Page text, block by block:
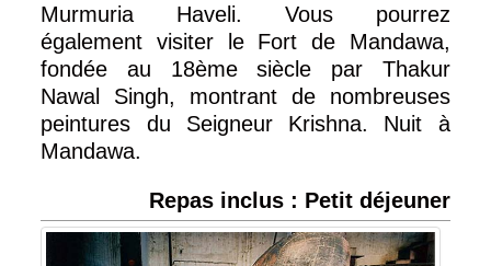
Murmuria Haveli. Vous pourrez
également visiter le Fort de Mandawa,
fondée au 18ème siècle par Thakur
Nawal Singh, montrant de nombreuses
peintures du Seigneur Krishna. Nuit à
Mandawa.
Repas inclus : Petit déjeuner